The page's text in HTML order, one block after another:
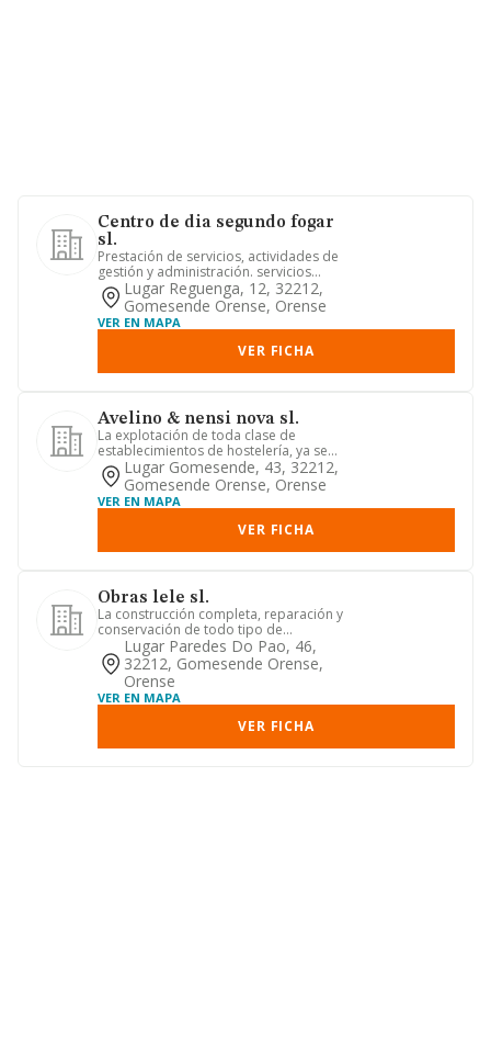
Centro de dia segundo fogar
sl.
Prestación de servicios, actividades de
gestión y administración. servicios
educativos, sanitarios,...
Lugar Reguenga, 12, 32212,
Gomesende Orense, Orense
VER EN MAPA
VER FICHA
Avelino & nensi nova sl.
La explotación de toda clase de
establecimientos de hostelería, ya sea
directamente, en arrendamien...
Lugar Gomesende, 43, 32212,
Gomesende Orense, Orense
VER EN MAPA
VER FICHA
Obras lele sl.
La construcción completa, reparación y
conservación de todo tipo de
edificaciones
Lugar Paredes Do Pao, 46,
32212, Gomesende Orense,
Orense
VER EN MAPA
VER FICHA